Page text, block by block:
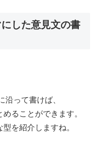
した意見文の書
沿って書けば、
ることができます。
を紹介しますね。